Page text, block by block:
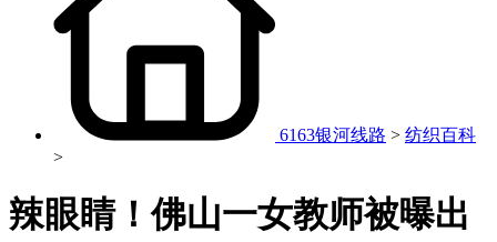
6163银河线路 > 纺织百科
>
辣眼睛！佛山一女教师被曝出